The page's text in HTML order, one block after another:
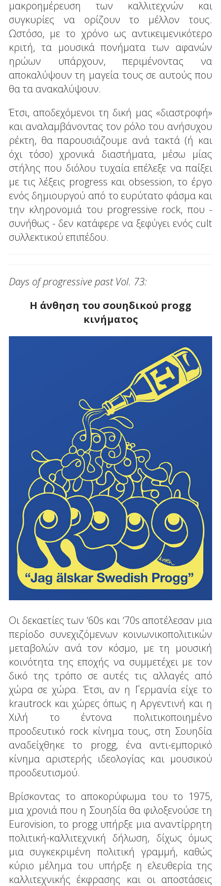
μακροημέρευση των καλλιτεχνών και
συγκυρίες να ορίζουν το μέλλον τους.
Ωστόσο, με το χρόνο ως αντικειμενικότερο
κριτή, τα μουσικά πονήματα των αφανών
ηρώων υπάρχουν, περιμένοντας να
αποκαλύψουν τη μαγεία τους σε αυτούς που
θα τα ανακαλύψουν.
Έτσι, αποδεχόμενοι τη δική μας «διαστροφή»
και αναλαμβάνοντας τον ρόλο του ανήσυχου
ρέκτη, θα παρουσιάζουμε ανά τακτά (ή και
όχι τόσο) χρονικά διαστήματα, μέσω μίας
στήλης που διόλου τυχαία επέλεξε να παίξει
με τις λέξεις progress και obsession, το έργο
ενός δημιουργού από το ευρύτατο φάσμα και
την κληρονομιά του progressive rock, που -
συνήθως - δεν κατάφερε να ξεφύγει ενός cult
συλλεκτικού επιπέδου.
Days of progressive past Vol. 73:
Η άνθηση του σουηδικού progg
κινήματος
Οι δεκαετίες των ‘60s και ‘70s αποτέλεσαν μια
περίοδο συνεχιζόμενων κοινωνικοπολιτικών
μεταβολών ανά τον κόσμο, με τη μουσική
κοινότητα της εποχής να συμμετέχει με τον
δικό της τρόπο σε αυτές τις αλλαγές από
χώρα σε χώρα. Έτσι, αν η Γερμανία είχε το
krautrock και χώρες όπως η Αργεντινή και η
Χιλή το έντονα πολιτικοποιημένο
προοδευτικό rock κίνημα τους, στη Σουηδία
αναδείχθηκε το progg, ένα αντι-εμπορικό
κίνημα αριστερής ιδεολογίας και μουσικού
προοδευτισμού.
Βρίσκοντας το αποκορύφωμα του το 1975,
μια χρονιά που η Σουηδία θα φιλοξενούσε τη
Eurovision, το progg υπήρξε μια αναντίρρητη
πολιτική-καλλιτεχνική δήλωση, δίχως όμως
μια συγκεκριμένη πολιτική γραμμή, καθώς
κύριο μέλημα του υπήρξε η ελευθερία της
καλλιτεχνικής έκφρασης και οι αποστάσεις